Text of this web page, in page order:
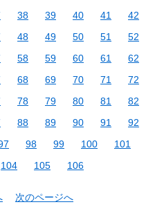
38 39 40 41
42
48 49 50 51
52
58 59 60 61
62
68 69 70 71
72
78 79 80 81
82
88 89 90 91
92
98 99 100
101
104 105 106
次のページへ